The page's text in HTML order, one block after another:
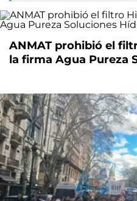
ANMAT prohibió el
la firma Agua Pureza